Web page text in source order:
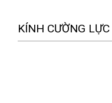
KÍNH CƯỜNG